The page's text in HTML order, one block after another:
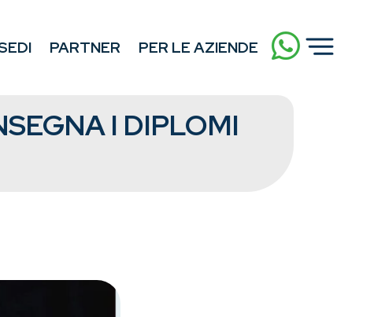
PARTNER PER LE AZIENDE
I DIPLOMI